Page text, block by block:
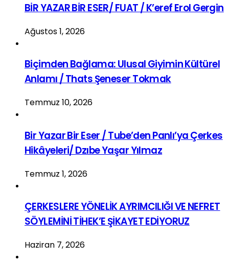
BİR YAZAR BİR ESER/ FUAT / K’eref Erol Gergin
Ağustos 1, 2026
Biçimden Bağlama: Ulusal Giyimin Kültürel
Anlamı / Thats Şeneser Tokmak
Temmuz 10, 2026
Bir Yazar Bir Eser / Tube’den Panlı’ya Çerkes
Hikâyeleri/ Dzıbe Yaşar Yılmaz
Temmuz 1, 2026
ÇERKESLERE YÖNELİK AYRIMCILIĞI VE NEFRET
SÖYLEMİNİ TİHEK’E ŞİKAYET EDİYORUZ
Haziran 7, 2026